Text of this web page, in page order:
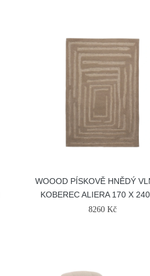
WOOOD PÍSKOVĚ HNĚDÝ
KOBEREC ALIERA 170 X
8260 Kč